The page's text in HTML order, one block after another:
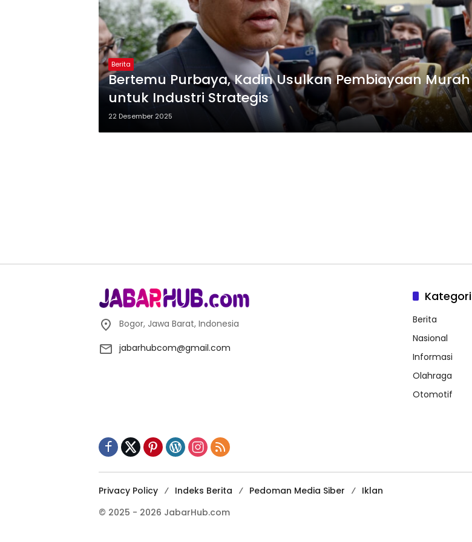
Berita
Bertemu Purbaya, Kadin Usulkan Pembiayaan Murah
untuk Industri Strategis
22 Desember 2025
Bogor, Jawa Barat, Indonesia
jabarhubcom@gmail.com
Kategori
Berita
Nasional
Informasi
Olahraga
Otomotif
Privacy Policy Indeks Berita Pedoman Media Siber
Iklan
© 2025 - 2026 JabarHub.com